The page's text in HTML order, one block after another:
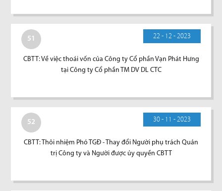
51 22 - 12 - 2023
CBTT: Về việc thoái vốn của Công ty Cổ phần Vạn Phát Hưng
tại Công ty Cổ phần TM DV DL CTC
52 30 - 11 - 2023
CBTT: Thôi nhiệm Phó TGĐ - Thay đổi Người phụ trách Quản
trị Công ty và Người được ủy quyền CBTT